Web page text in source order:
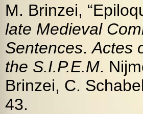
M. Brinzei,
late Medieval
Sentences.Actes
the S.I.P.E.M.
Brinzei, C.
43.